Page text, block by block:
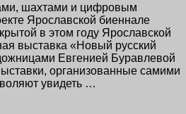
шахтами и цифровым
Ярославской биеннале
в этом году Ярославской
выставка «Новый русский
Евгенией Буравлевой
организованные самими
увидеть …